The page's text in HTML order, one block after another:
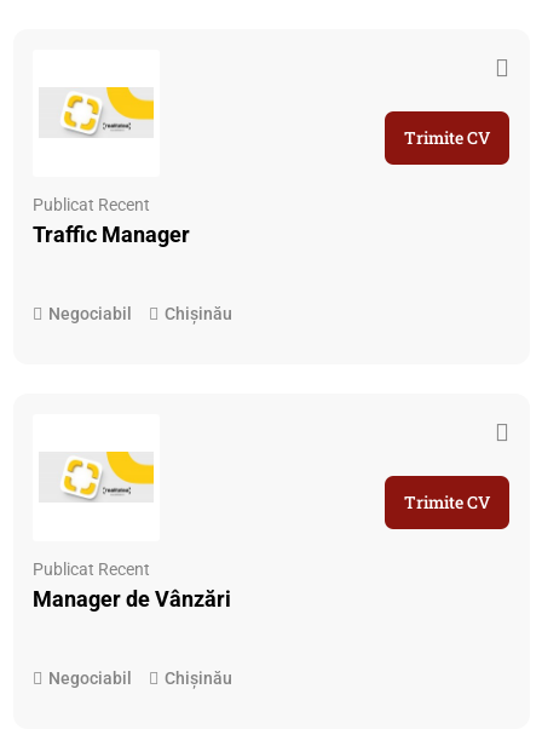
Publicat Recent
Traffic Manager
Negociabil Chișinău
Trimite CV
Publicat Recent
Manager de Vânzări
Negociabil Chișinău
Trimite CV